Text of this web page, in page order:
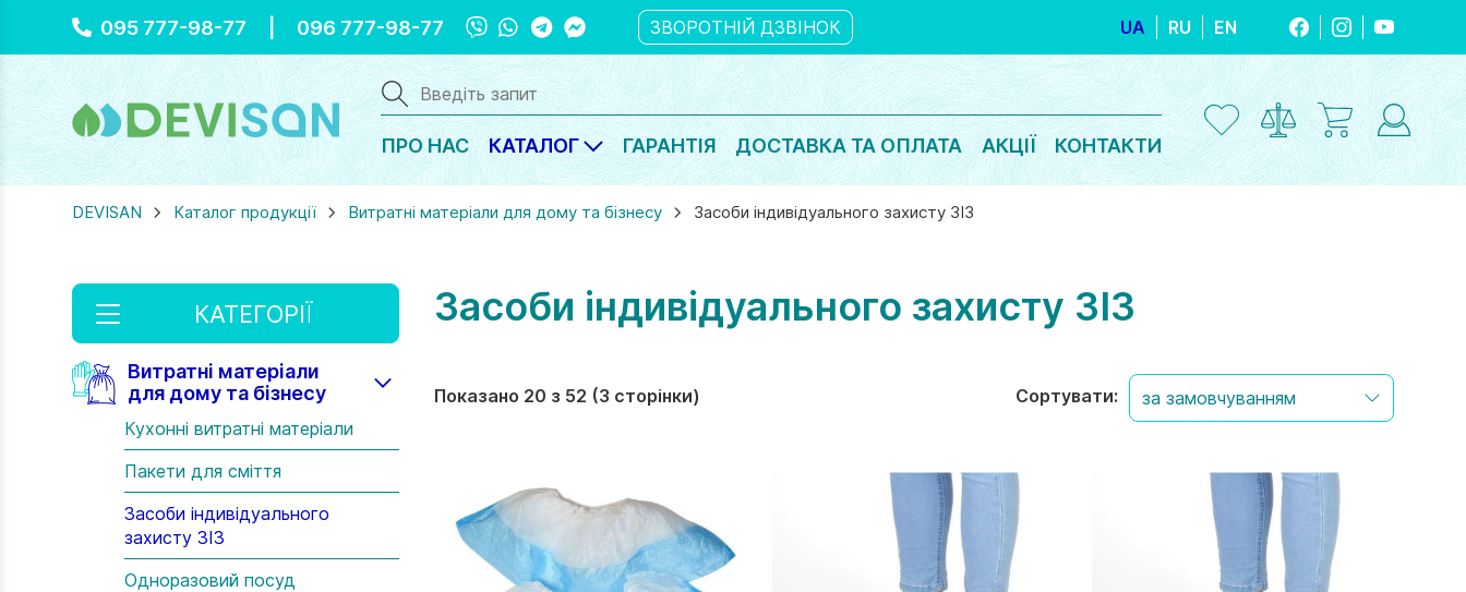
095 777-98-77 096 777-98-77 ViberWhatsApp
Telegram
MessangerЗВОРОТНІЙ ДЗВІНОК UA RU EN FACEBOOK
INSTAGRAM
YOUTUBE
ПРО НАС КАТАЛОГ ГАРАНТІЯ ДОСТАВКА ТА ОПЛАТА АКЦІЇ КОНТАКТИ
DEVISAN Каталог продукції Витратні матеріали для дому та бізнесу Засоби індивідуального захисту ЗІЗ
Засоби індивідуального захисту ЗІЗ
Показано 20 з 52 (3 сторінки) Сортувати:
КАТЕГОРІЇ
Витратні матеріали
для дому та бізнесу
Кухонні витратні матеріали
Пакети для сміття
Засоби індивідуального
захисту ЗІЗ
Одноразовий посуд